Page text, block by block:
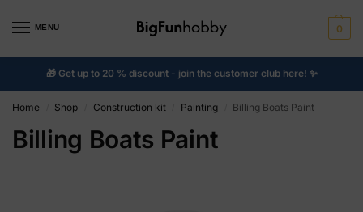
MENU 0
🎁 Get up to 20 % discount - join the customer club here! ✨
Home Shop Construction kit Painting Billing Boats Paint
Billing Boats Paint